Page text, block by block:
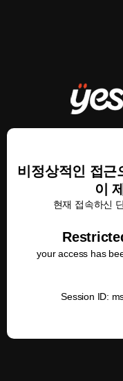
비정상적인 접근
이
현재 접속하신
your access has
Session ID: